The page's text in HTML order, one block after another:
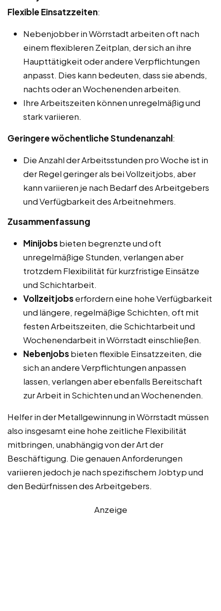
Flexible Einsatzzeiten:
Nebenjobber in Wörrstadt arbeiten oft nach
einem flexibleren Zeitplan, der sich an ihre
Haupttätigkeit oder andere Verpflichtungen
anpasst. Dies kann bedeuten, dass sie abends,
nachts oder an Wochenenden arbeiten.
Ihre Arbeitszeiten können unregelmäßig und
stark variieren.
Geringere wöchentliche Stundenanzahl:
Die Anzahl der Arbeitsstunden pro Woche ist in
der Regel geringer als bei Vollzeitjobs, aber
kann variieren je nach Bedarf des Arbeitgebers
und Verfügbarkeit des Arbeitnehmers.
Zusammenfassung
Minijobsbieten begrenzte und oft
unregelmäßige Stunden, verlangen aber
trotzdem Flexibilität für kurzfristige Einsätze
und Schichtarbeit.
Vollzeitjobserfordern eine hohe Verfügbarkeit
und längere, regelmäßige Schichten, oft mit
festen Arbeitszeiten, die Schichtarbeit und
Wochenendarbeit in Wörrstadt einschließen.
Nebenjobsbieten flexible Einsatzzeiten, die
sich an andere Verpflichtungen anpassen
lassen, verlangen aber ebenfalls Bereitschaft
zur Arbeit in Schichten und an Wochenenden.
Helfer in der Metallgewinnung in Wörrstadt müssen
also insgesamt eine hohe zeitliche Flexibilität
mitbringen, unabhängig von der Art der
Beschäftigung. Die genauen Anforderungen
variieren jedoch je nach spezifischem Jobtyp und
den Bedürfnissen des Arbeitgebers.
Anzeige